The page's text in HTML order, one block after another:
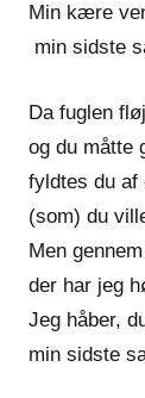
Min kære
min sidste
Da fuglen
og du måtte
fyldtes du af
(som) du
Men
der har jeg
Jeg håber,
min sidste